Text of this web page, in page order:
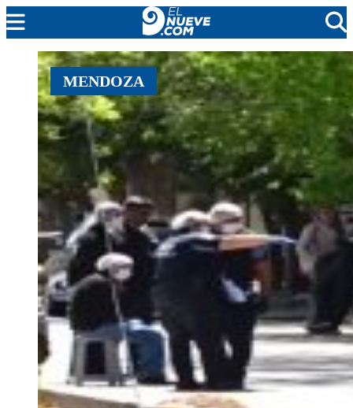
EL NUEVE
SOCIEDAD
POLÍTICA
POLICIALES
EN VIVO
MENDOZA